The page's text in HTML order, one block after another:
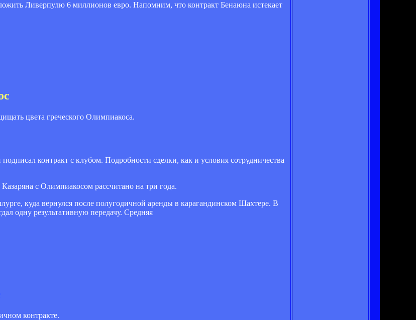
Ливерпулю 6 миллионов евро. Напомним, что контракт Бенаюна истекает
цвета греческого Олимпиакоса.
контракт с клубом. Подробности сделки, как и условия сотрудничества
с Олимпиакосом рассчитано на три года.
куда вернулся после полугодичной аренды в карагандинском Шахтере. В
одну результативную передачу. Средняя
контракте.